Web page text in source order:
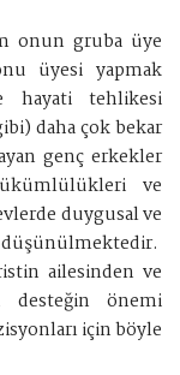
onun gruba üye
üyesi yapmak
hayati tehlikesi
daha çok bekar
genç erkekler
ve
duygusal ve
düşünülmektedir.
ailesinden ve
desteğin önemi
için böyle